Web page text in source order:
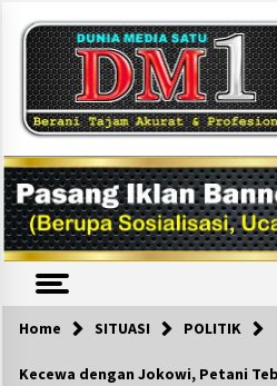
content
Home SITUASI POLITIK
Kecewa dengan Jokowi, Petani